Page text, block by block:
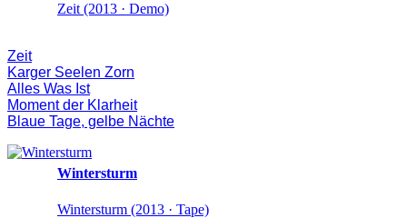
Zeit (2013 · Demo)
Zeit
Karger Seelen Zorn
Alles Was Ist
Moment der Klarheit
Blaue Tage, gelbe Nächte
Wintersturm
Wintersturm (2013 · Tape)